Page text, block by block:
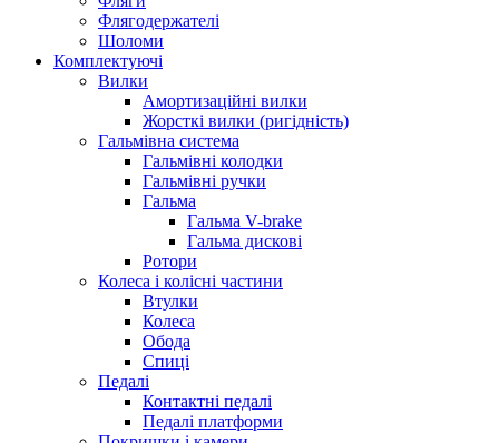
Флягодержателі
Шоломи
Комплектуючі
Вилки
Амортизаційні вилки
Жорсткі вилки (ригідність)
Гальмівна система
Гальмівні колодки
Гальмівні ручки
Гальма
Гальма V-brake
Гальма дискові
Ротори
Колеса і колісні частини
Втулки
Колеса
Обода
Спиці
Педалі
Контактні педалі
Педалі платформи